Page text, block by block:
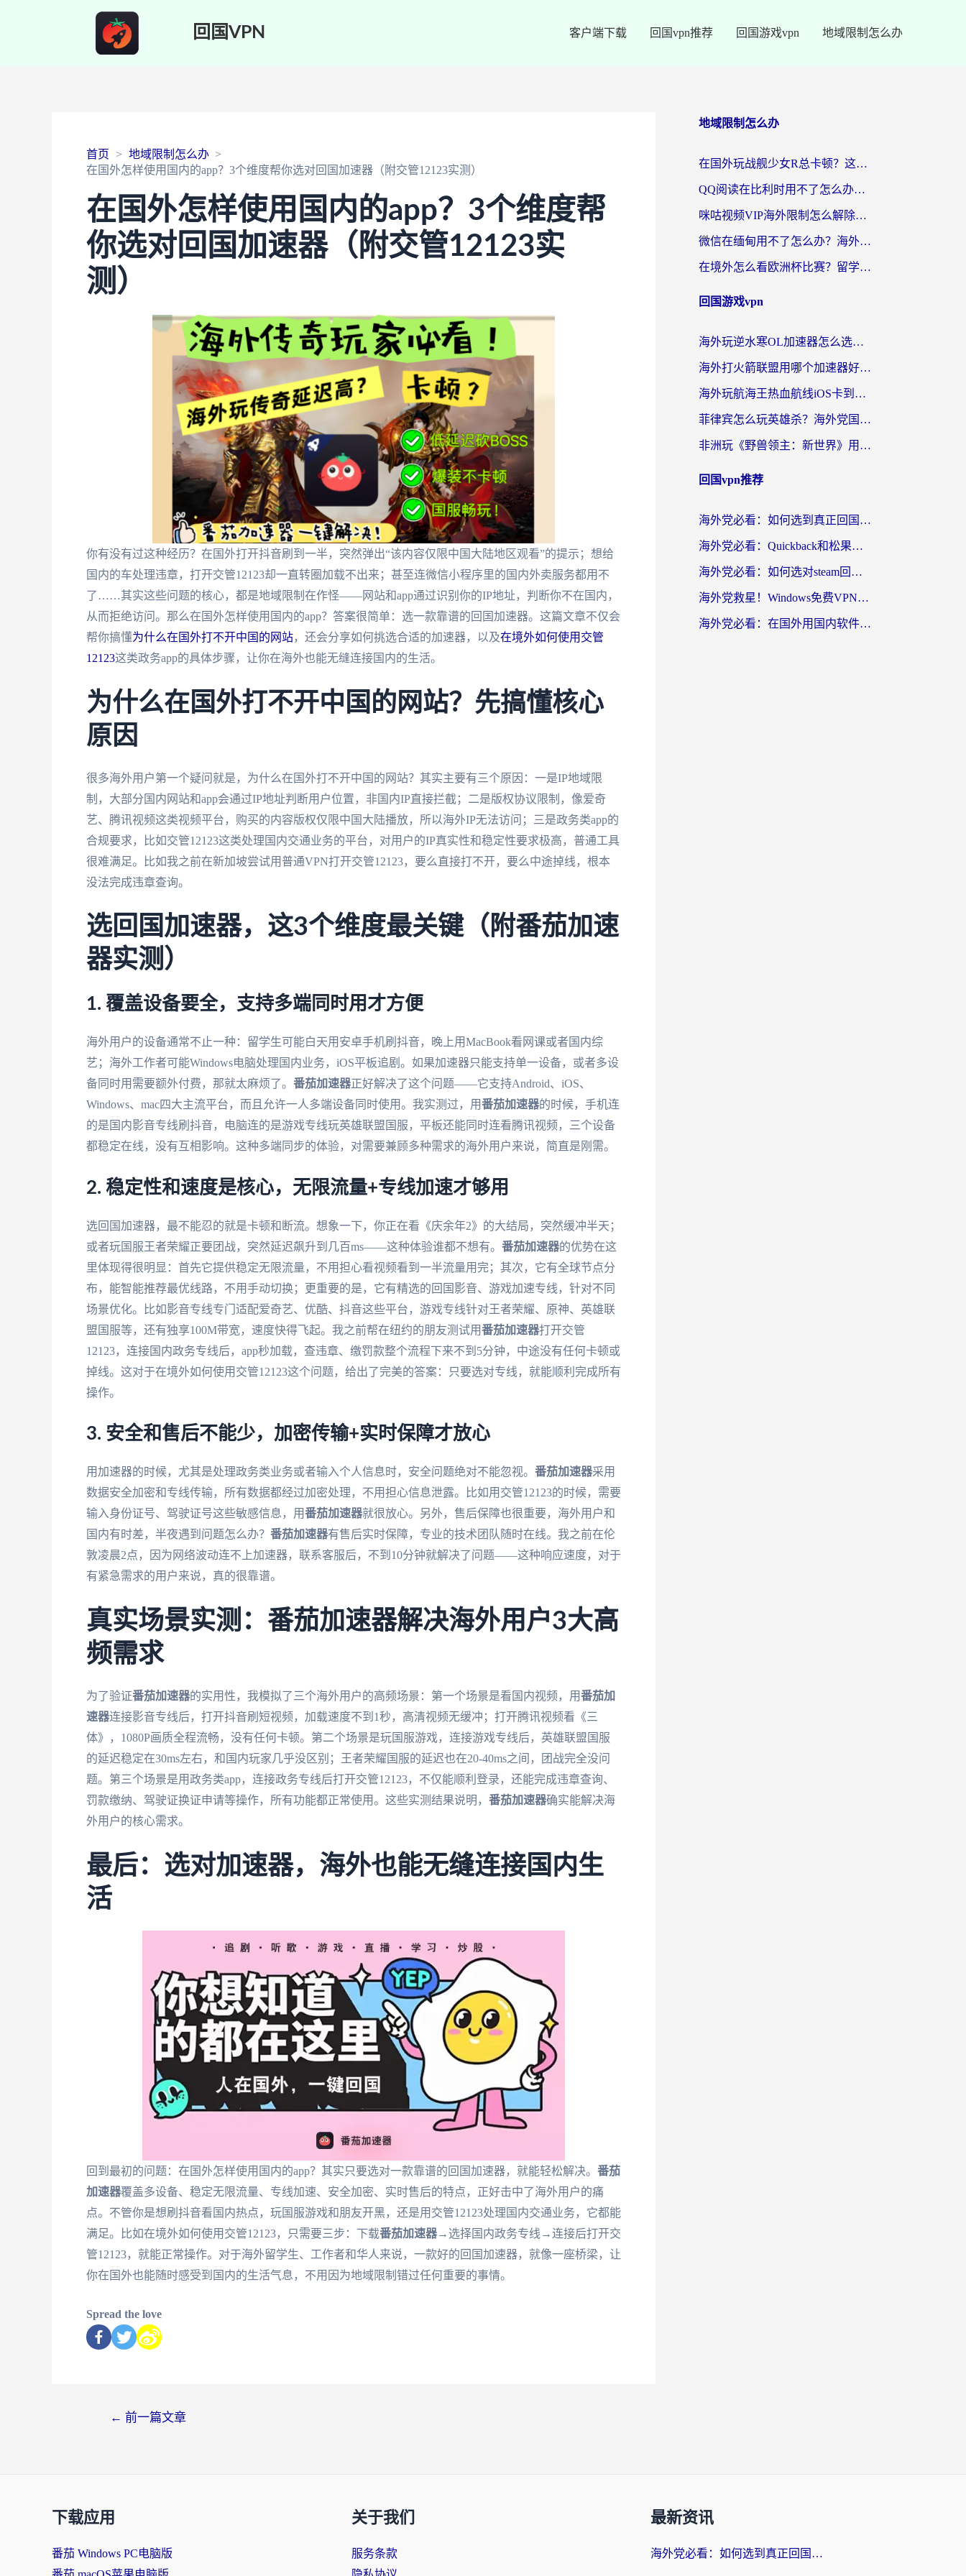
回国VPN 客户端下载 回国vpn推荐 回国游戏vpn 地域限制怎么办
首页
地域限制怎么办
在国外怎样使用国内的app？3个维度帮你选对回国加速器（附交管12123实测）
在国外怎样使用国内的app？3个维度帮
你选对回国加速器（附交管12123实
测）
你有没有过这种经历？在国外打开抖音刷到一半，突然弹出“该内容仅限中国大陆地区观看”的提示；想给
国内的车处理违章，打开交管12123却一直转圈加载不出来；甚至连微信小程序里的国内外卖服务都用不
了……其实这些问题的核心，都是地域限制在作怪——网站和app通过识别你的IP地址，判断你不在国内，
从而拒绝访问。那么在国外怎样使用国内的app？答案很简单：选一款靠谱的回国加速器。这篇文章不仅会
帮你搞懂为什么在国外打不开中国的网站，还会分享如何挑选合适的加速器，以及在境外如何使用交管
12123这类政务app的具体步骤，让你在海外也能无缝连接国内的生活。
为什么在国外打不开中国的网站？先搞懂核心
原因
很多海外用户第一个疑问就是，为什么在国外打不开中国的网站？其实主要有三个原因：一是IP地域限
制，大部分国内网站和app会通过IP地址判断用户位置，非国内IP直接拦截；二是版权协议限制，像爱奇
艺、腾讯视频这类视频平台，购买的内容版权仅限中国大陆播放，所以海外IP无法访问；三是政务类app的
合规要求，比如交管12123这类处理国内交通业务的平台，对用户的IP真实性和稳定性要求极高，普通工具
很难满足。比如我之前在新加坡尝试用普通VPN打开交管12123，要么直接打不开，要么中途掉线，根本
没法完成违章查询。
选回国加速器，这3个维度最关键（附番茄加速
器实测）
1. 覆盖设备要全，支持多端同时用才方便
海外用户的设备通常不止一种：留学生可能白天用安卓手机刷抖音，晚上用MacBook看网课或者国内综
艺；海外工作者可能Windows电脑处理国内业务，iOS平板追剧。如果加速器只能支持单一设备，或者多设
备同时用需要额外付费，那就太麻烦了。 番茄加速器正好解决了这个问题——它支持Android、iOS、
Windows、mac四大主流平台，而且允许一人多端设备同时使用。我实测过，用番茄加速器的时候，手机连
的是国内影音专线刷抖音，电脑连的是游戏专线玩英雄联盟国服，平板还能同时连看腾讯视频，三个设备
都稳定在线，没有互相影响。这种多端同步的体验，对需要兼顾多种需求的海外用户来说，简直是刚需。
2. 稳定性和速度是核心，无限流量+专线加速才够用
选回国加速器，最不能忍的就是卡顿和断流。想象一下，你正在看《庆余年2》的大结局，突然缓冲半天；
或者玩国服王者荣耀正要团战，突然延迟飙升到几百ms——这种体验谁都不想有。 番茄加速器的优势在这
里体现得很明显：首先它提供稳定无限流量，不用担心看视频看到一半流量用完；其次，它有全球节点分
布，能智能推荐最优线路，不用手动切换；更重要的是，它有精选的回国影音、游戏加速专线，针对不同
场景优化。比如影音专线专门适配爱奇艺、优酷、抖音这些平台，游戏专线针对王者荣耀、原神、英雄联
盟国服等，还有独享100M带宽，速度快得飞起。我之前帮在纽约的朋友测试用番茄加速器打开交管
12123，连接国内政务专线后，app秒加载，查违章、缴罚款整个流程下来不到5分钟，中途没有任何卡顿或
掉线。这对于在境外如何使用交管12123这个问题，给出了完美的答案：只要选对专线，就能顺利完成所有
操作。
3. 安全和售后不能少，加密传输+实时保障才放心
用加速器的时候，尤其是处理政务类业务或者输入个人信息时，安全问题绝对不能忽视。 番茄加速器采用
数据安全加密和专线传输，所有数据都经过加密处理，不用担心信息泄露。比如用交管12123的时候，需要
输入身份证号、驾驶证号这些敏感信息，用番茄加速器就很放心。另外，售后保障也很重要，海外用户和
国内有时差，半夜遇到问题怎么办？ 番茄加速器有售后实时保障，专业的技术团队随时在线。我之前在伦
敦凌晨2点，因为网络波动连不上加速器，联系客服后，不到10分钟就解决了问题——这种响应速度，对于
有紧急需求的用户来说，真的很靠谱。
真实场景实测：番茄加速器解决海外用户3大高
频需求
为了验证番茄加速器的实用性，我模拟了三个海外用户的高频场景：第一个场景是看国内视频，用番茄加
速器连接影音专线后，打开抖音刷短视频，加载速度不到1秒，高清视频无缓冲；打开腾讯视频看《三
体》，1080P画质全程流畅，没有任何卡顿。第二个场景是玩国服游戏，连接游戏专线后，英雄联盟国服
的延迟稳定在30ms左右，和国内玩家几乎没区别；王者荣耀国服的延迟也在20-40ms之间，团战完全没问
题。第三个场景是用政务类app，连接政务专线后打开交管12123，不仅能顺利登录，还能完成违章查询、
罚款缴纳、驾驶证换证申请等操作，所有功能都正常使用。这些实测结果说明， 番茄加速器确实能解决海
外用户的核心需求。
最后：选对加速器，海外也能无缝连接国内生
活
回到最初的问题：在国外怎样使用国内的app？其实只要选对一款靠谱的回国加速器，就能轻松解决。 番茄
加速器覆盖多设备、稳定无限流量、专线加速、安全加密、实时售后的特点，正好击中了海外用户的痛
点。不管你是想刷抖音看国内热点，玩国服游戏和朋友开黑，还是用交管12123处理国内交通业务，它都能
满足。比如在境外如何使用交管12123，只需要三步：下载番茄加速器→选择国内政务专线→连接后打开交
管12123，就能正常操作。对于海外留学生、工作者和华人来说，一款好的回国加速器，就像一座桥梁，让
你在国外也能随时感受到国内的生活气息，不用因为地域限制错过任何重要的事情。
Spread the love
← 前一篇文章
地域限制怎么办
在国外玩战舰少女R总卡顿？这篇攻略帮你流畅开舰+解锁国内影音
QQ阅读在比利时用不了怎么办？海外党亲测的跨区上网解决方案
咪咕视频VIP海外限制怎么解除？海外党亲测有效的回国加速方案
微信在缅甸用不了怎么办？海外华人必看的回国加速全攻略
在境外怎么看欧洲杯比赛？留学生亲测：用对回国加速器就能解决
回国游戏vpn
海外玩逆水寒OL加速器怎么选？老玩家亲测的避坑指南
海外打火箭联盟用哪个加速器好？2026实测指南帮你告别延迟卡顿
海外玩航海王热血航线iOS卡到崩溃？别慌，这篇指南解决你的国服游戏加速难题
菲律宾怎么玩英雄杀？海外党国服游戏畅玩指南（附延迟解决秘籍）
非洲玩《野兽领主：新世界》用什么加速器好？留学生亲测有效的解决方案
回国vpn推荐
海外党必看：如何选到真正回国好用的VPN？实测+避坑指南
海外党必看：Quickback和松果好用吗？3步教你选对回国加速器无缝刷国内资源
海外党必看：如何选对steam回国加速器？从踩坑到无缝访问国内资源的全攻略
海外党救星！Windows免费VPN下载+3步搞定国内资源无缝访问
海外党必看：在国外用国内软件用什么加速器好？解决追剧游戏办公的终极指南
下载应用
番茄 Windows PC电脑版
关于我们
服务条款
最新资讯
海外党必看：如何选到真正回国好用的VPN？实测+避坑指南